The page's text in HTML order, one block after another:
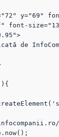
font-